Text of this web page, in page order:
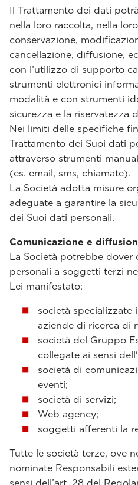
Il Trattamento dei dati
nella loro raccolta, nella
conservazione,
cancellazione, diffusione,
con l’utilizzo di supporto
strumenti elettronici
modalità e con strumenti
sicurezza e la riservatezza
Nei limiti delle specifiche
Trattamento dei Suoi dati
attraverso strumenti
(es. email, sms, chiamate).
La Società adotta misure
adeguate a garantire la
dei Suoi dati personali.
Comunicazione e
La Società potrebbe dover
personali a soggetti terzi
Lei manifestato:
società
aziende di ricerca di
società del Gruppo
collegate ai sensi
società di
eventi;
società di servizi;
Web agency;
soggetti afferenti la
Tutte le società terze, ove
nominate Responsabili